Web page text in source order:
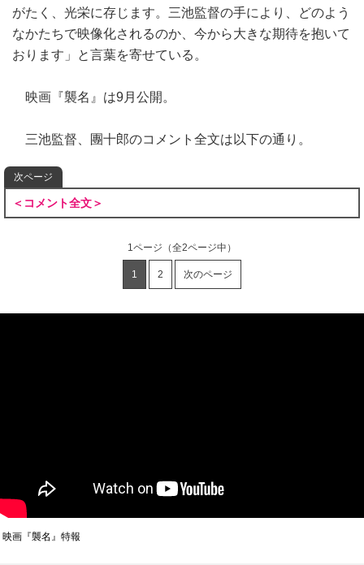
がたく、光栄に存じます。三池監督の手により、どのよう
なかたちで映像化されるのか、今から大きな期待を抱いて
おります」と言葉を寄せている。
映画『襲名』は9月公開。
三池監督、團十郎のコメント全文は以下の通り。
次ページ
＜コメント全文＞
1ページ （全2ページ中）
1 2 次のページ
映画『襲名』特報